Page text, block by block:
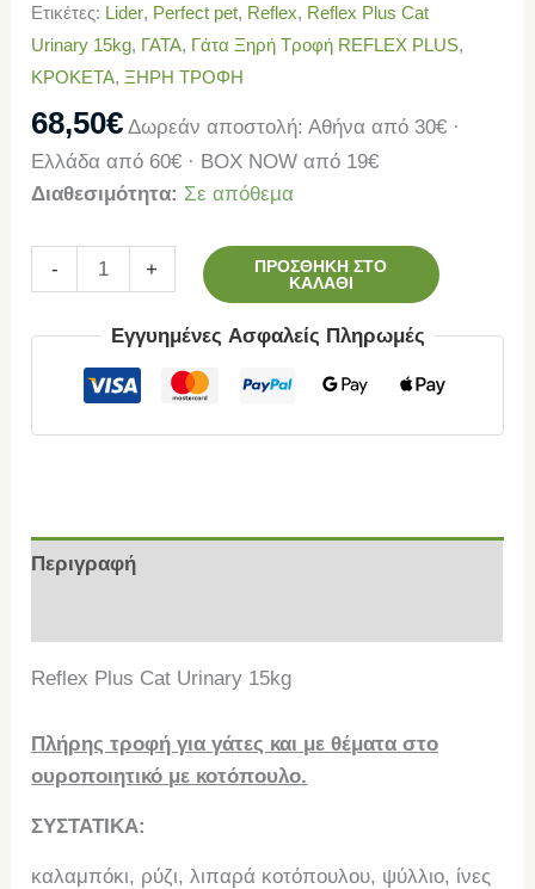
Ετικέτες: Lider, Perfect pet, Reflex, Reflex Plus Cat
Urinary 15kg, ΓΑΤΑ, Γάτα Ξηρή Τροφή REFLEX PLUS,
ΚΡΟΚΕΤΑ, ΞΗΡΗ ΤΡΟΦΗ
68,50€ Δωρεάν αποστολή: Αθήνα από 30€ ·
Ελλάδα από 60€ · BOX NOW από 19€
Διαθεσιμότητα: Σε απόθεμα
- +
ΠΡΟΣΘΉΚΗ ΣΤΟ
ΚΑΛΆΘΙ
Εγγυημένες Ασφαλείς Πληρωμές
Περιγραφή
Reflex Plus Cat Urinary 15kg
Πλήρης τροφή για γάτες και με θέματα στο
ουροποιητικό με κοτόπουλο.
ΣΥΣΤΑΤΙΚΑ:
καλαμπόκι, ρύζι, λιπαρά κοτόπουλου, ψύλλιο, ίνες